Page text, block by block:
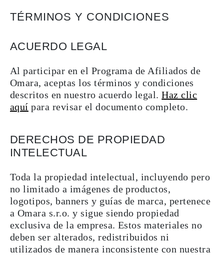
TÉRMINOS Y CONDICIONES
ACUERDO LEGAL
Al participar en el Programa de Afiliados de
Omara, aceptas los términos y condiciones
descritos en nuestro acuerdo legal.Haz clic
aquí para revisar el documento completo.
DERECHOS DE PROPIEDAD
INTELECTUAL
Toda la propiedad intelectual, incluyendo pero
no limitado a imágenes de productos,
logotipos, banners y guías de marca, pertenece
a Omara s.r.o. y sigue siendo propiedad
exclusiva de la empresa. Estos materiales no
deben ser alterados, redistribuidos ni
utilizados de manera inconsistente con nuestra